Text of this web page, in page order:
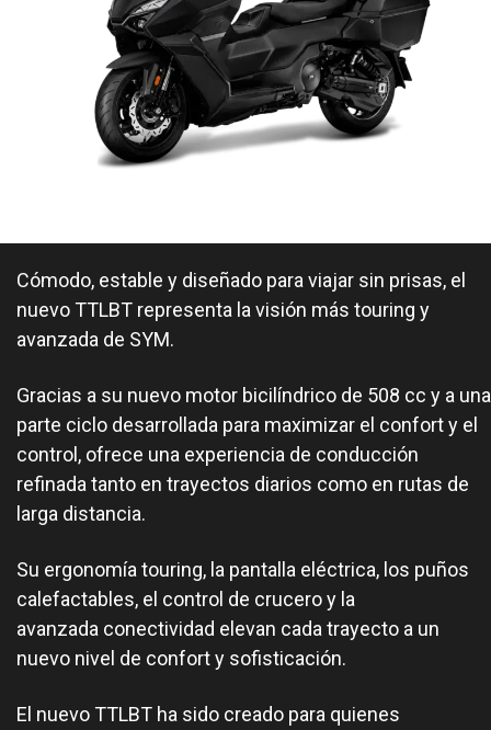
Cómodo, estable y diseñado para viajar sin prisas, el
nuevo TTLBT representa la visión más touring y
avanzada de SYM.
Gracias a su nuevo motor bicilíndrico de 508 cc y a una
parte ciclo desarrollada para maximizar el confort y el
control, ofrece una experiencia de conducción
refinada tanto en trayectos diarios como en rutas de
larga distancia.
Su ergonomía touring, la pantalla eléctrica, los puños
calefactables, el control de crucero y la
avanzada conectividad elevan cada trayecto a un
nuevo nivel de confort y sofisticación.
El nuevo TTLBT ha sido creado para quienes